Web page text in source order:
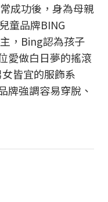
成功後，身為母親
童品牌BING
，Bing認為孩子
愛做白日夢的搖滾
皆宜的服飾系
牌強調容易穿脫、